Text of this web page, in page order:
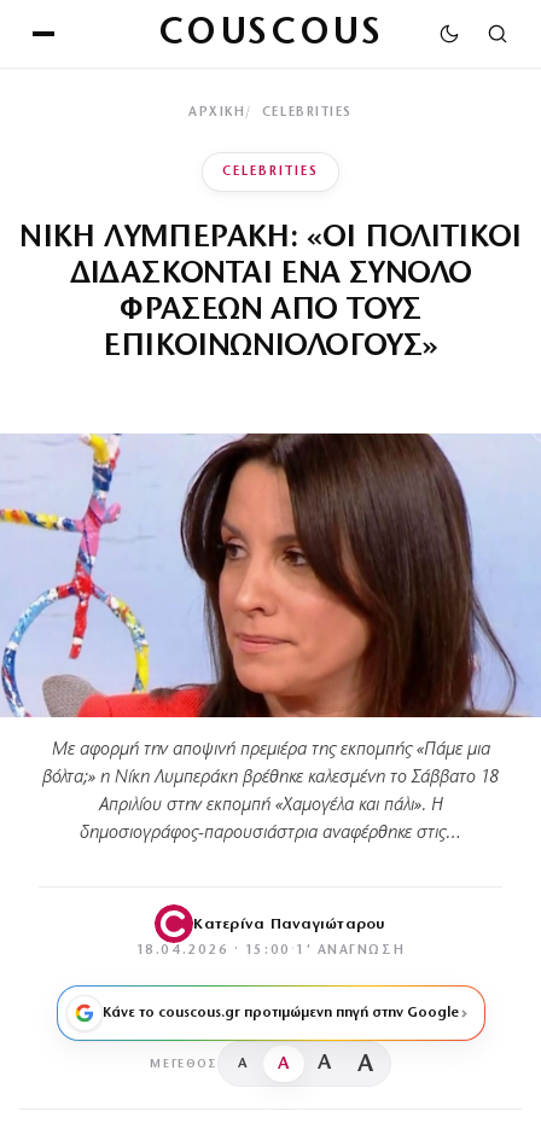
COUSCOUS
ΑΡΧΙΚΉ CELEBRITIES
CELEBRITIES
ΝΙΚΗ ΛΥΜΠΕΡΑΚΗ: «ΟΙ ΠΟΛΙΤΙΚΟΙ
ΔΙΔΑΣΚΟΝΤΑΙ ΕΝΑ ΣΥΝΟΛΟ
ΦΡΑΣΕΩΝ ΑΠΟ ΤΟΥΣ
ΕΠΙΚΟΙΝΩΝΙΟΛΟΓΟΥΣ»
Με αφορμή την αποψινή πρεμιέρα της εκπομπής «Πάμε μια
βόλτα;» η Νίκη Λυμπεράκη βρέθηκε καλεσμένη το Σάββατο 18
Απριλίου στην εκπομπή «Χαμογέλα και πάλι». Η
δημοσιογράφος-παρουσιάστρια αναφέρθηκε στις…
Κατερίνα Παναγιώταρου
18.04.2026 · 15:00 · 1′ ΑΝΆΓΝΩΣΗ
Κάνε το couscous.gr προτιμώμενη πηγή στην Google
ΜΈΓΕΘΟΣ A A A A